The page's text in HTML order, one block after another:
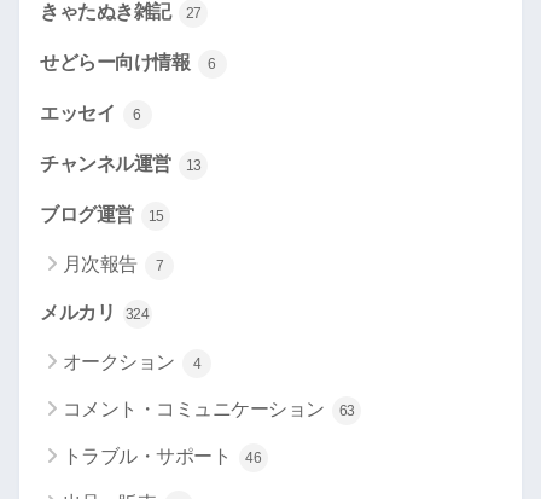
きゃたぬき雑記 27
せどらー向け情報 6
エッセイ 6
チャンネル運営 13
ブログ運営 15
月次報告 7
メルカリ 324
オークション 4
コメント・コミュニケーション 63
トラブル・サポート 46